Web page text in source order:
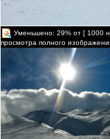
Уменьшено: 29% от [ 1000
просмотра полного